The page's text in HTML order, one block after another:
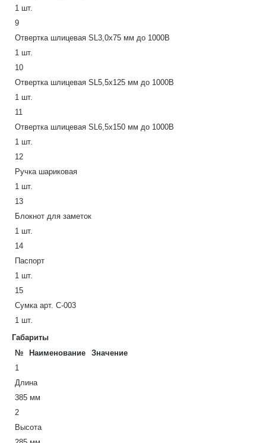
1 шт.
9
Отвертка шлицевая SL3,0х75 мм до 1000В
1 шт.
10
Отвертка шлицевая SL5,5x125 мм до 1000В
1 шт.
11
Отвертка шлицевая SL6,5x150 мм до 1000В
1 шт.
12
Ручка шариковая
1 шт.
13
Блокнот для заметок
1 шт.
14
Паспорт
1 шт.
15
Сумка арт. С-003
1 шт.
Габариты
№
Наименование
Значение
1
Длина
385 мм
2
Высота